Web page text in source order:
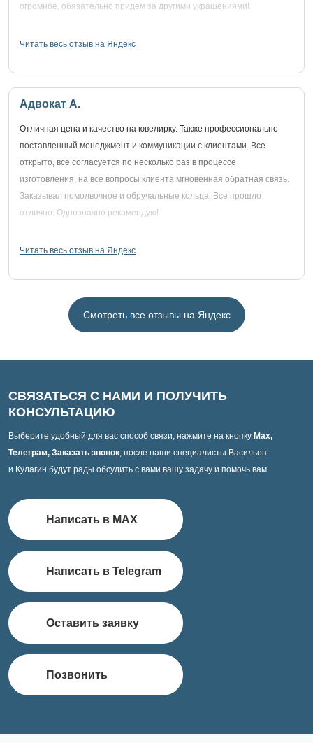
огромное, обязательно придём за другими украшениями!
Читать весь отзыв на Яндекс
Адвокат А.
Отличная цена и качество на ювелирку. Также профессионально
поставленный менеджмент и коммуникации с клиентами. Все
открыто, все согласуется по несколько раз в процессе
изготовления, на все вопросы клиента мгновенная обратная связь.
Заказывал помолвочное и обручальные кольца. Все прошло
отлично. Однозначно рекомендую!
Читать весь отзыв на Яндекс
Смотреть все отзывы на Яндекс
СВЯЗАТЬСЯ С НАМИ И ПОЛУЧИТЬ
КОНСУЛЬТАЦИЮ
Выберите удобный для вас способ связи, нажмите на кнопку Max,
Телеграм, Заказать звонок, после наши специалисты Васильев
и Кулагин будут рады обсудить с вами вашу задачу и помочь вам
Написать в MAX
Написать в Telegram
Оставить заявку
Позвонить